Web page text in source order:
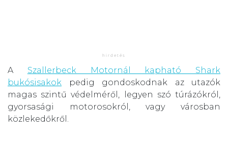
A Szallerbeck Motornál kapható Shark
bukósisakok pedig gondoskodnak az utazók
magas szintű védelméről, legyen szó túrázókról,
gyorsasági motorosokról, vagy városban
közlekedőkről.